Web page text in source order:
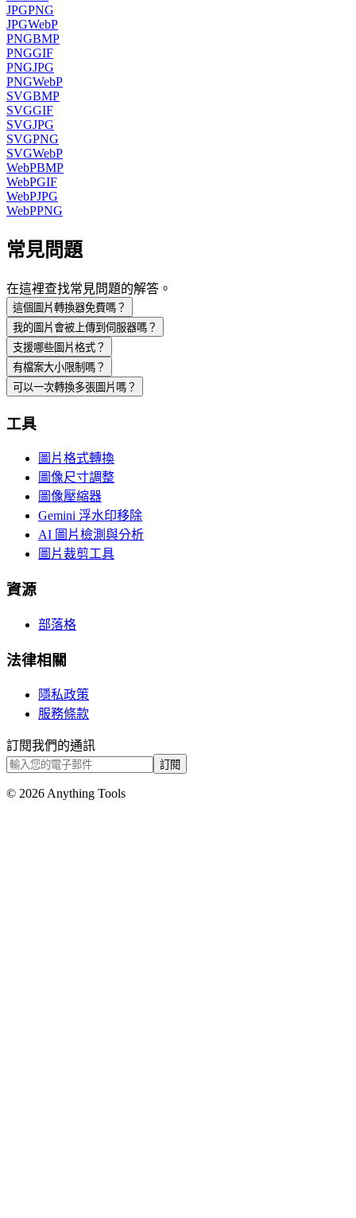
JPGPNG
JPGWebP
PNGBMP
PNGGIF
PNGJPG
PNGWebP
SVGBMP
SVGGIF
SVGJPG
SVGPNG
SVGWebP
WebPBMP
WebPGIF
WebPJPG
WebPPNG
常見問題
在這裡查找常見問題的解答。
這個圖片轉換器免費嗎？
我的圖片會被上傳到伺服器嗎？
支援哪些圖片格式？
有檔案大小限制嗎？
可以一次轉換多張圖片嗎？
工具
圖片格式轉換
圖像尺寸調整
圖像壓縮器
Gemini 浮水印移除
AI 圖片檢測與分析
圖片裁剪工具
資源
部落格
法律相關
隱私政策
服務條款
訂閱我們的通訊
訂閱
© 2026 Anything Tools